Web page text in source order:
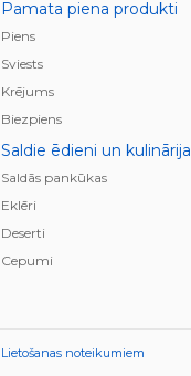
Pamata piena produkti
Piens
Sviests
Krējums
Biezpiens
Saldie ēdieni un kulinārija
Saldās pankūkas
Eklēri
Deserti
Cepumi
Lietošanas noteikumiem